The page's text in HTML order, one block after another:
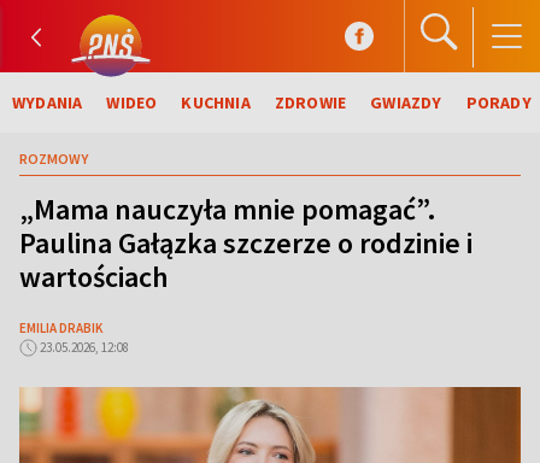
WYDANIA WIDEO KUCHNIA ZDROWIE GWIAZDY PORADY
ROZMOWY
„Mama nauczyła mnie pomagać”.
Paulina Gałązka szczerze o rodzinie i
wartościach
EMILIA DRABIK
23.05.2026, 12:08